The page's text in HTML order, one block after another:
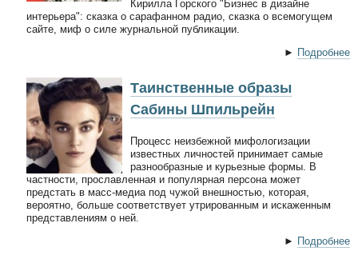
Кирилла Горского "Бизнес в дизайне
интерьера": сказка о сарафанном радио, сказка о всемогущем
сайте, миф о силе журнальной публикации.
► Подробнее
Таинственные образы
Сабины Шпильрейн
Процесс неизбежной мифологизации
известных личностей принимает самые
разнообразные и курьезные формы. В
частности, прославленная и популярная персона может
предстать в масс-медиа под чужой внешностью, которая,
вероятно, больше соответствует утрированным и искаженным
представлениям о ней.
► Подробнее